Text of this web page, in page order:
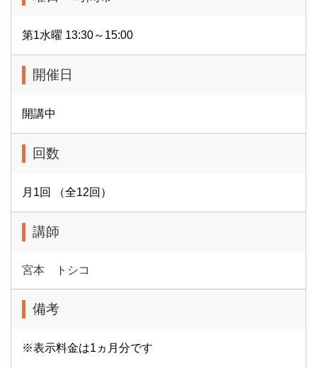
第1水曜 13:30～15:00
開催日
開講中
回数
月1回 （全12回）
講師
宮本 トシコ
備考
※表示料金は1ヵ月分です